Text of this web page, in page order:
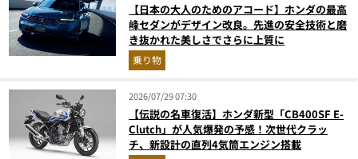
【日本の大人のためのアコード】ホンダの最高
峰セダンがデザイン改良。先進の安全技術と磨
き抜かれた美しさでさらに上質に
乗り物
2026/07/29 07:30
【伝説の名車復活】ホンダ新型「CB400SF E-
Clutch」が人気爆発の予感！次世代クラッ
チ、新設計の直列4気筒エンジン搭載